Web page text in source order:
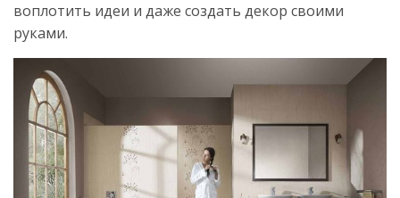
воплотить идеи и даже создать декор своими
руками.